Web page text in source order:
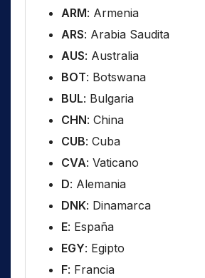
ARM: Armenia
ARS: Arabia Saudita
AUS: Australia
BOT: Botswana
BUL: Bulgaria
CHN: China
CUB: Cuba
CVA: Vaticano
D: Alemania
DNK: Dinamarca
E: España
EGY: Egipto
F: Francia